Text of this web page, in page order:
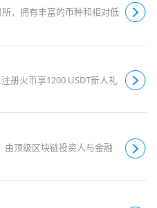
，拥有丰富的币种和相对低
册火币享1200 USDT新人礼
顶级区块链投资人与金融